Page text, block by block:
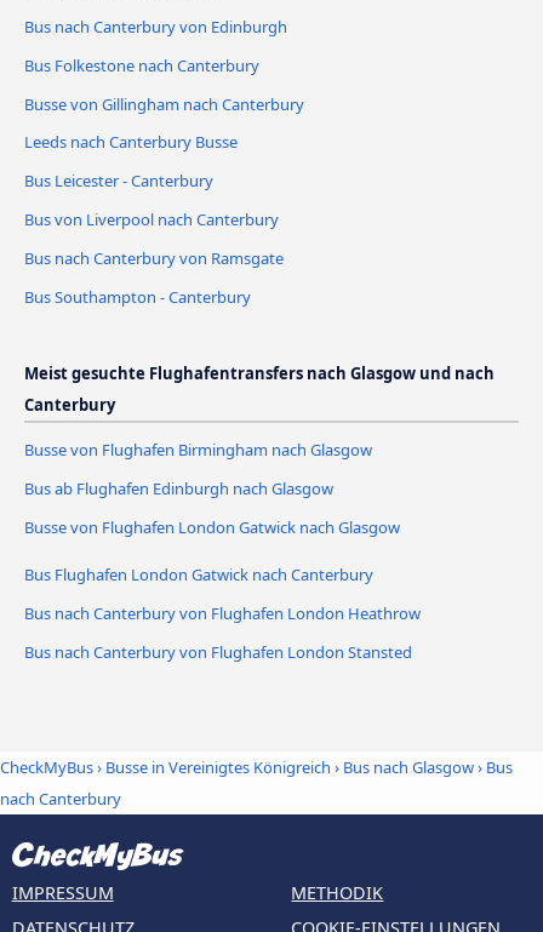
Bus nach Canterbury von Edinburgh
Bus Folkestone nach Canterbury
Busse von Gillingham nach Canterbury
Leeds nach Canterbury Busse
Bus Leicester - Canterbury
Bus von Liverpool nach Canterbury
Bus nach Canterbury von Ramsgate
Bus Southampton - Canterbury
Meist gesuchte Flughafentransfers nach Glasgow und nach
Canterbury
Busse von Flughafen Birmingham nach Glasgow
Bus ab Flughafen Edinburgh nach Glasgow
Busse von Flughafen London Gatwick nach Glasgow
Bus Flughafen London Gatwick nach Canterbury
Bus nach Canterbury von Flughafen London Heathrow
Bus nach Canterbury von Flughafen London Stansted
CheckMyBus› Busse in Vereinigtes Königreich › Bus nach Glasgow› Bus
nach Canterbury
IMPRESSUM
METHODIK